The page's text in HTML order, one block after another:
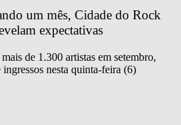
um mês, Cidade do Rock
expectativas
de 1.300 artistas em setembro,
nesta quinta-feira (6)